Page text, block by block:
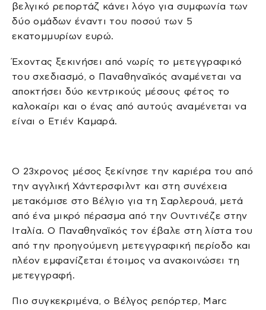
βελγικό ρεπορτάζ κάνει λόγο για συμφωνία των
δύο ομάδων έναντι του ποσού των 5
εκατομμυρίων ευρώ.
Έχοντας ξεκινήσει από νωρίς το μετεγγραφικό
του σχεδιασμό, ο Παναθηναϊκός αναμένεται να
αποκτήσει δύο κεντρικούς μέσους φέτος το
καλοκαίρι και ο ένας από αυτούς αναμένεται να
είναι ο Ετιέν Καμαρά.
O 23χρονος μέσος ξεκίνησε την καριέρα του από
την αγγλική Χάντερσφιλντ και στη συνέχεια
μετακόμισε στο Βέλγιο για τη Σαρλερουά, μετά
από ένα μικρό πέρασμα από την Ουντινέζε στην
Ιταλία. Ο Παναθηναϊκός τον έβαλε στη λίστα του
από την προηγούμενη μετεγγραφική περίοδο και
πλέον εμφανίζεται έτοιμος να ανακοινώσει τη
μετεγγραφή.
Πιο συγκεκριμένα, ο Βέλγος ρεπόρτερ, Marc